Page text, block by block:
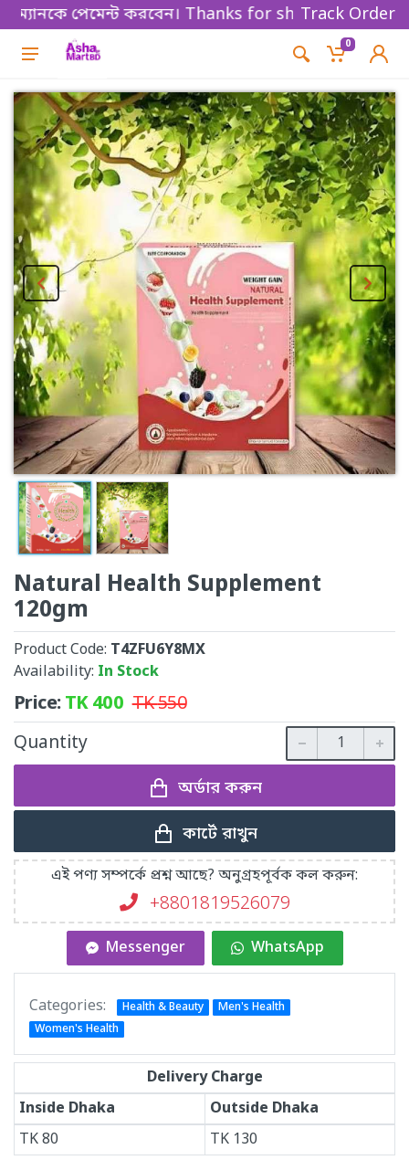
পেমেন্ট করবেন। Thanks for shopping!Track Order
0
Natural Health Supplement
120gm
Product Code: T4ZFU6Y8MX
Availability: In Stock
Price:TK400 TK550
Quantity
অর্ডার করুন
কার্টে রাখুন
এই পণ্য সম্পর্কে প্রশ্ন আছে? অনুগ্রহপূর্বক কল করুন:
+8801819526079
Messenger WhatsApp
Categories: Health & Beauty
Men's Health
Women's Health
Delivery Charge
Inside Dhaka
Outside Dhaka
TK80 TK 130